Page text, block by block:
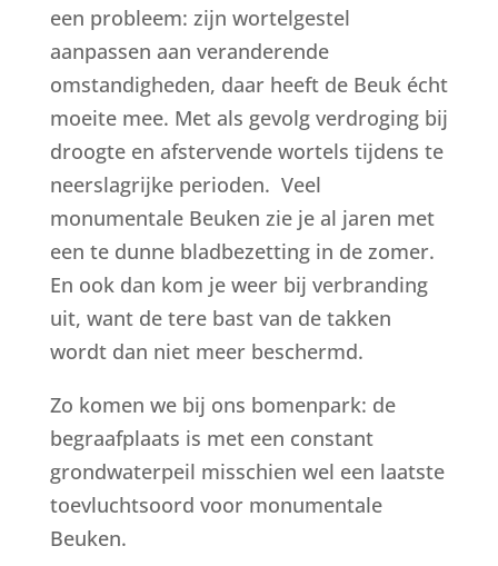
een probleem: zijn wortelgestel
aanpassen aan veranderende
omstandigheden, daar heeft de Beuk écht
moeite mee. Met als gevolg verdroging bij
droogte en afstervende wortels tijdens te
neerslagrijke perioden. Veel
monumentale Beuken zie je al jaren met
een te dunne bladbezetting in de zomer.
En ook dan kom je weer bij verbranding
uit, want de tere bast van de takken
wordt dan niet meer beschermd.
Zo komen we bij ons bomenpark: de
begraafplaats is met een constant
grondwaterpeil misschien wel een laatste
toevluchtsoord voor monumentale
Beuken.